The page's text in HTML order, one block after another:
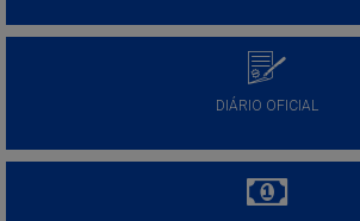
DIÁRIO OFICIAL